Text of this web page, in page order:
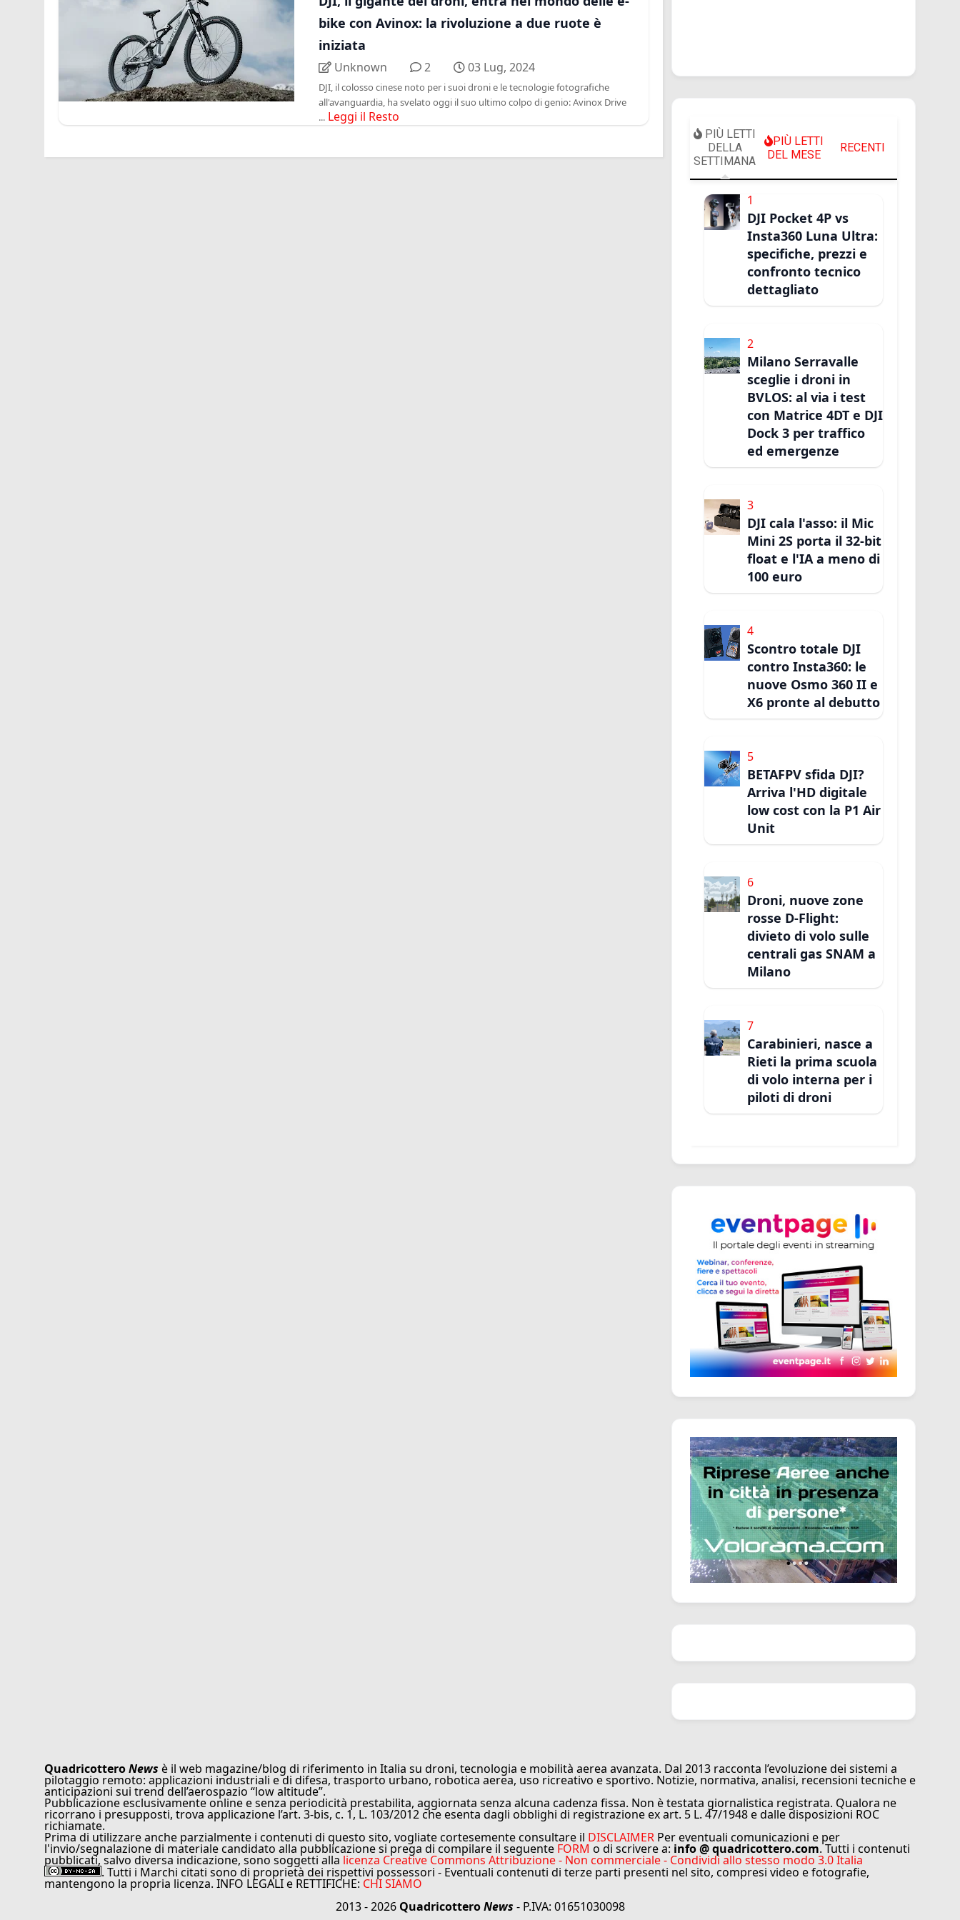
bike con Avinox: la rivoluzione a due ruote è
iniziata
Unknown 2 03 Lug, 2024
DJI, il colosso cinese noto per i suoi droni e le tecnologie fotografiche
all'avanguardia, ha svelato oggi il suo ultimo colpo di genio: Avinox Drive
... Leggi il Resto
PIÙ LETTI
DELLA
SETTIMANA
PIÙ LETTI
DEL MESE
RECENTI
1
DJI Pocket 4P vs
Insta360 Luna Ultra:
specifiche, prezzi e
confronto tecnico
dettagliato
2
Milano Serravalle
sceglie i droni in
BVLOS: al via i test
con Matrice 4DT e DJI
Dock 3 per traffico
ed emergenze
3
DJI cala l'asso: il Mic
Mini 2S porta il 32-bit
float e l'IA a meno di
100 euro
4
Scontro totale DJI
contro Insta360: le
nuove Osmo 360 II e
X6 pronte al debutto
5
BETAFPV sfida DJI?
Arriva l'HD digitale
low cost con la P1 Air
Unit
6
Droni, nuove zone
rosse D-Flight:
divieto di volo sulle
centrali gas SNAM a
Milano
7
Carabinieri, nasce a
Rieti la prima scuola
di volo interna per i
piloti di droni
QuadricotteroNews è il web magazine/blog di riferimento in Italia su droni, tecnologia e mobilità aerea avanzata. Dal 2013 racconta l’evoluzione dei sistemi a
pilotaggio remoto: applicazioni industriali e di difesa, trasporto urbano, robotica aerea, uso ricreativo e sportivo. Notizie, normativa, analisi, recensioni tecniche e
anticipazioni sui trend dell’aerospazio “low altitude”.
Pubblicazione esclusivamente online e senza periodicità prestabilita, aggiornata senza alcuna cadenza fissa. Non è testata giornalistica registrata. Qualora ne
ricorrano i presupposti, trova applicazione l’art. 3-bis, c. 1, L. 103/2012 che esenta dagli obblighi di registrazione ex art. 5 L. 47/1948 e dalle disposizioni ROC
richiamate.
Prima di utilizzare anche parzialmente i contenuti di questo sito, vogliate cortesemente consultare il DISCLAIMER Per eventuali comunicazioni e per
l'invio/segnalazione di materiale candidato alla pubblicazione si prega di compilare il seguente FORM o di scrivere a: info @ quadricottero.com. Tutti i contenuti
pubblicati, salvo diversa indicazione, sono soggetti alla licenza Creative Commons Attribuzione - Non commerciale - Condividi allo stesso modo 3.0 Italia
. Tutti i Marchi citati sono di proprietà dei rispettivi possessori - Eventuali contenuti di terze parti presenti nel sito, compresi video e fotografie,
mantengono la propria licenza. INFO LEGALI e RETTIFICHE: CHI SIAMO
2013 - 2026 QuadricotteroNews - P.IVA: 01651030098